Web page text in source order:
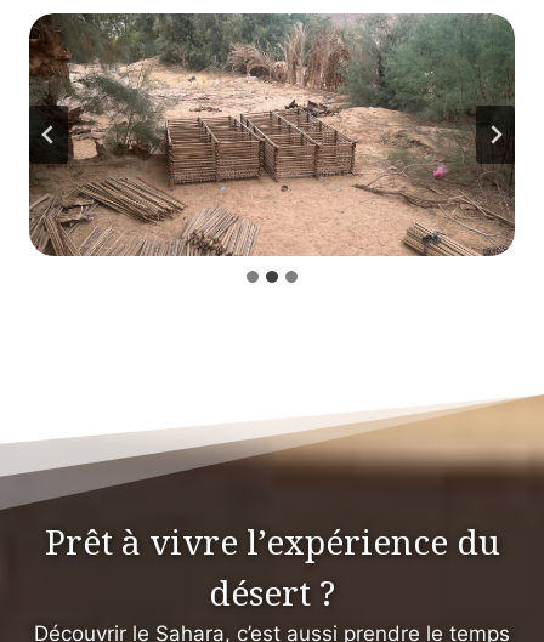
Prêt à vivre l’expérience du
désert ?
Découvrir le Sahara, c’est aussi prendre le temps